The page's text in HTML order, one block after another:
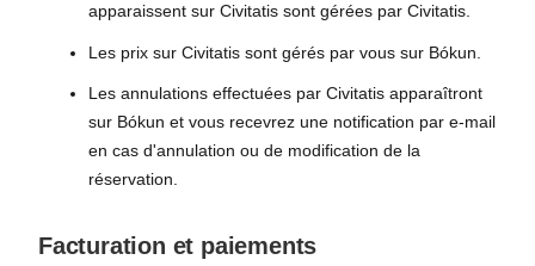
apparaissent sur Civitatis sont gérées par Civitatis.
Les prix sur Civitatis sont gérés par vous sur Bókun.
Les annulations effectuées par Civitatis apparaîtront
sur Bókun et vous recevrez une notification par e-mail
en cas d'annulation ou de modification de la
réservation.
Facturation et paiements